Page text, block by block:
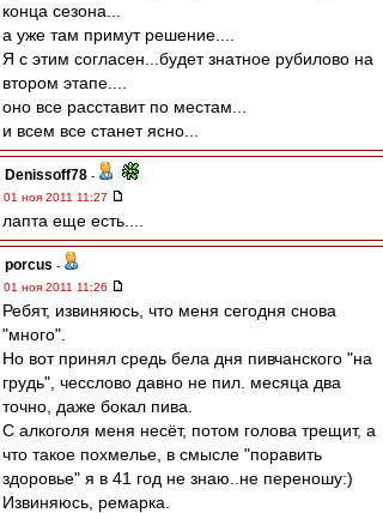
конца сезона...
а уже там примут решение....
Я с этим согласен...будет знатное рубилово на
втором этапе....
оно все расставит по местам...
и всем все станет ясно...
Denissoff78 -
01 ноя 2011 11:27
лапта еще есть....
porcus -
01 ноя 2011 11:26
Ребят, извиняюсь, что меня сегодня снова
"много".
Но вот принял средь бела дня пивчанского "на
грудь", чесслово давно не пил. месяца два
точно, даже бокал пива.
С алкоголя меня несёт, потом голова трещит, а
что такое похмелье, в смысле "поравить
здоровье" я в 41 год не знаю..не переношу:)
Извиняюсь, ремарка.